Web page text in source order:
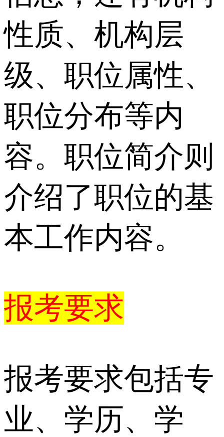
性质、机构层
级、职位属性、
职位分布等内
容。职位简介则
介绍了职位的基
本工作内容。
报考要求
报考要求包括专
业、学历、学